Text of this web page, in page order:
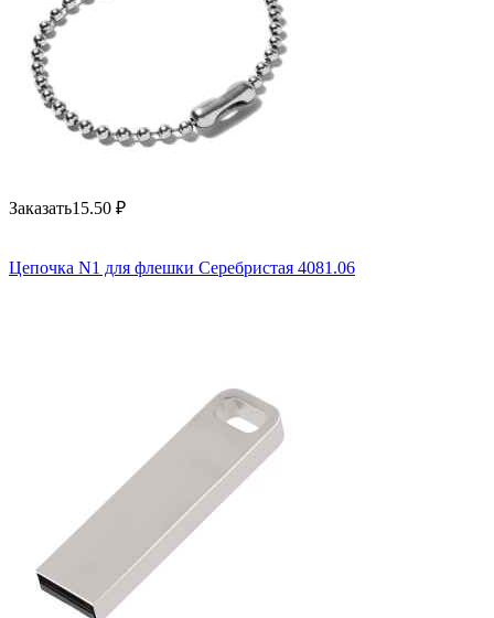
Заказать15.50 ₽
Цепочка N1 для флешки Серебристая 4081.06